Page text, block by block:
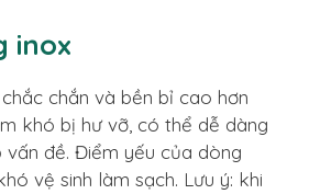
inox
chắn và bền bỉ cao hơn
khó bị hư vỡ, có thể dễ dàng
vấn đề. Điểm yếu của dòng
vệ sinh làm sạch. Lưu ý: khi